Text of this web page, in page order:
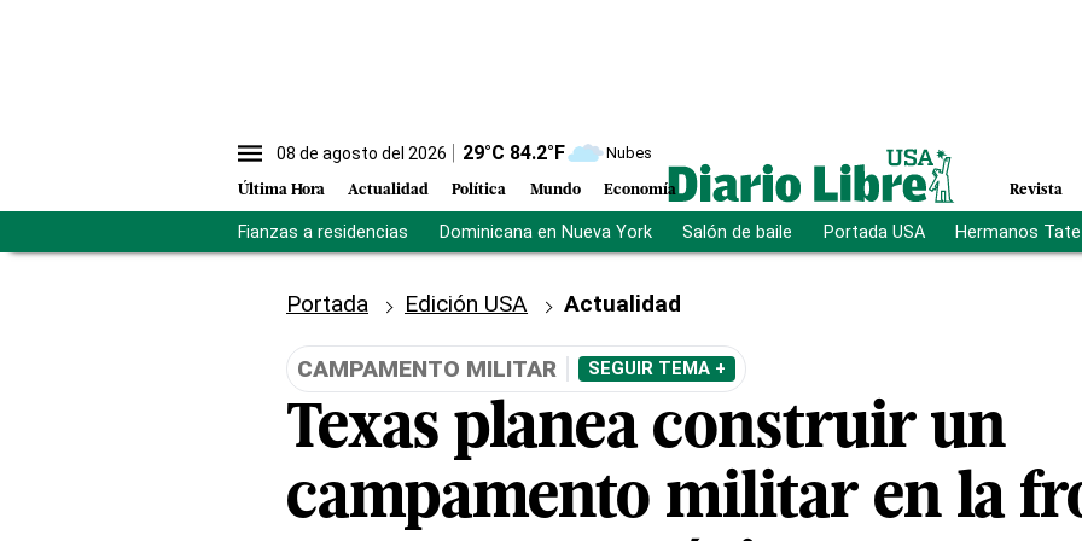
08 de agosto del 2026 29°C 84.2°F Nubes
Última Hora Actualidad Política Mundo Economía Revista
Fianzas a residencias Dominicana en Nueva York Salón de baile Portada USA Hermanos Tate
Portada Edición USA Actualidad
CAMPAMENTO MILITAR SEGUIR TEMA +
Texas planea construir un
campamento militar en la